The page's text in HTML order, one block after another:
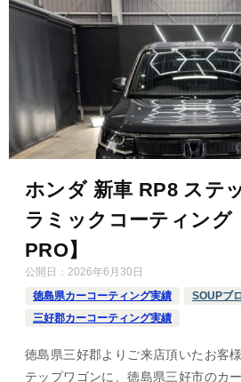
ホンダ 新車 RP8 ステ
ラミックコーティング
PRO】
公開日： 2026年6月30日
徳島県カーコーティング実績
SOUPブ
三好郡カーコーティング実績
徳島県三好郡よりご来店頂いたお客
テップワゴンに、徳島県三好市のカ